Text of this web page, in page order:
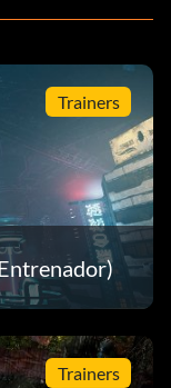
Trainers
Trainers